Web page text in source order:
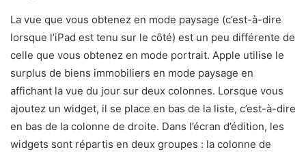
La vue que vous obtenez en mode paysage (c’est-à-dire
lorsque l’iPad est tenu sur le côté) est un peu différente de
celle que vous obtenez en mode portrait. Apple utilise le
surplus de biens immobiliers en mode paysage en
affichant la vue du jour sur deux colonnes. Lorsque vous
ajoutez un widget, il se place en bas de la liste, c’est-à-dire
en bas de la colonne de droite. Dans l’écran d’édition, les
widgets sont répartis en deux groupes : la colonne de